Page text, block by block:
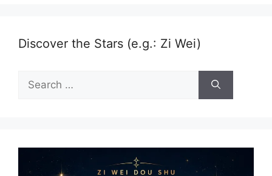
Discover the Stars (e.g.: Zi Wei)
Search
for: